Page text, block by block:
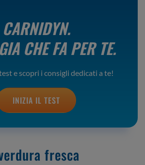
CARNIDYN.
CHE FA PER TE.
e scopri i consigli dedicati a te!
INIZIA IL TEST
fresca